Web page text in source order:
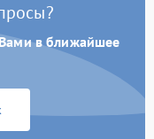
в ближайшее